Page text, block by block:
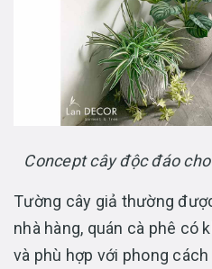
Concept cây độc đáo
Tường cây giả thường
nhà hàng, quán cà phê có
và phù hợp với phong